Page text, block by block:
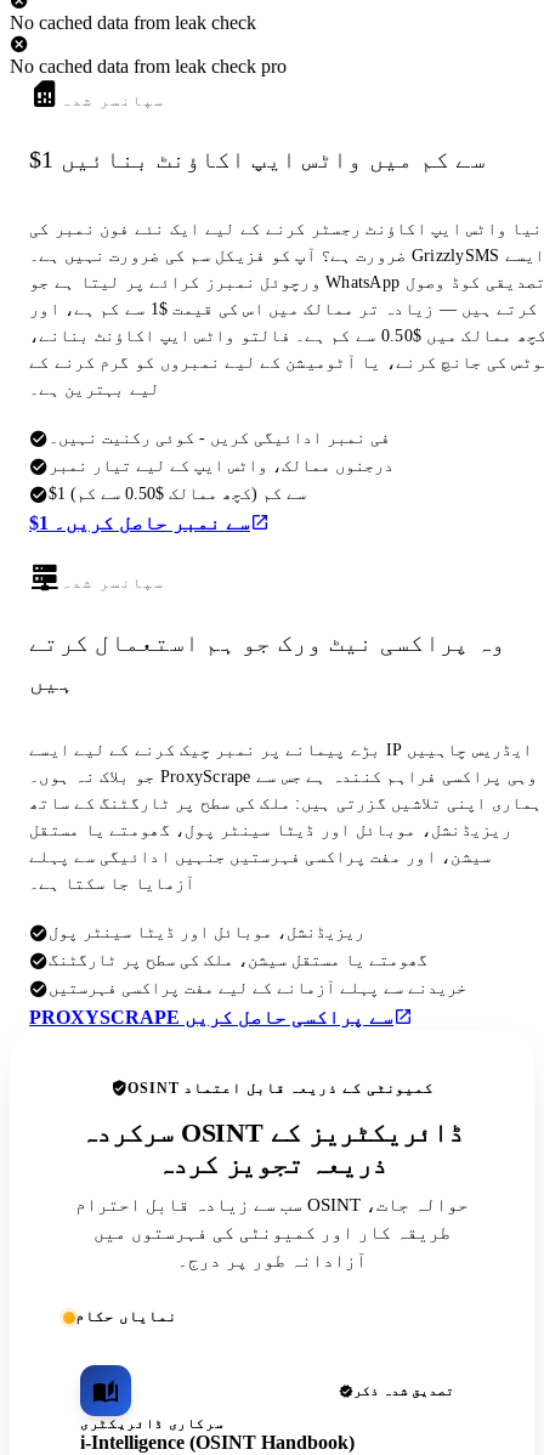
No cached data from leak check
No cached data from leak check pro
سپانسر شدہ
$1 سے کم میں واٹس ایپ اکاؤنٹ بنائیں
نیا واٹس ایپ اکاؤنٹ رجسٹر کرنے کے لیے ایک نئے فون نمبر کی
ضرورت ہے؟ آپ کو فزیکل سم کی ضرورت نہیں ہے۔ GrizzlySMS ایسے
ورچوئل نمبرز کرائے پر لیتا ہے جو WhatsApp تصدیقی کوڈ وصول
کرتے ہیں — زیادہ تر ممالک میں اس کی قیمت $1 سے کم ہے، اور
کچھ ممالک میں $0.50 سے کم ہے۔ فالتو واٹس ایپ اکاؤنٹ بنانے،
کی جانچ کرنے، یا آٹومیشن کے لیے نمبروں کو گرم کرنے کے
لیے بہترین ہے۔
فی نمبر ادائیگی کریں - کوئی رکنیت نہیں۔
درجنوں ممالک، واٹس ایپ کے لیے تیار نمبر
$1 سے کم (کچھ ممالک $0.50 سے کم)
$1 سے نمبر حاصل کریں۔
سپانسر شدہ
وہ پراکسی نیٹ ورک جو ہم استعمال کرتے
ہیں
بڑے پیمانے پر نمبر چیک کرنے کے لیے ایسے IP ایڈریس چاہییں
جو بلاک نہ ہوں۔ ProxyScrape وہی پراکسی فراہم کنندہ ہے جس سے
ہماری اپنی تلاشیں گزرتی ہیں: ملک کی سطح پر ٹارگٹنگ کے ساتھ
ریزیڈنشل، موبائل اور ڈیٹا سینٹر پول، گھومتے یا مستقل
سیشن، اور مفت پراکسی فہرستیں جنہیں ادائیگی سے پہلے
آزمایا جا سکتا ہے۔
ریزیڈنشل، موبائل اور ڈیٹا سینٹر پول
گھومتے یا مستقل سیشن، ملک کی سطح پر ٹارگٹنگ
خریدنے سے پہلے آزمانے کے لیے مفت پراکسی فہرستیں
PROXYSCRAPE سے پراکسی حاصل کریں
OSINT کمیونٹی کے ذریعہ قابل اعتماد
سرکردہ OSINT ڈائریکٹریز کے
ذریعہ تجویز کردہ
سب سے زیادہ قابل احترام OSINT حوالہ جات،
طریقہ کار اور کمیونٹی کی فہرستوں میں
آزادانہ طور پر درج۔
نمایاں حکام
تصدیق شدہ ذکر
سرکاری ڈائریکٹری
i-Intelligence (OSINT Handbook)